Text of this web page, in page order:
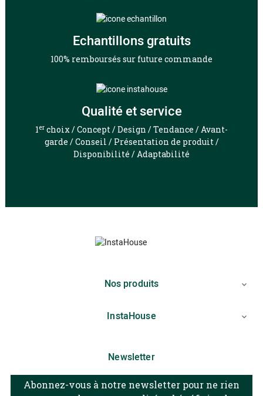
Echantillons gratuits
100% remboursés sur future commande
Qualité et service
1er choix / Concept / Design / Tendance / Avant-
garde / Conseil / Présentation de produit /
Disponibilité / Adaptabilité
Nos produits 
InstaHouse 
Newsletter
Abonnez-vous à notre newsletter pour ne rien